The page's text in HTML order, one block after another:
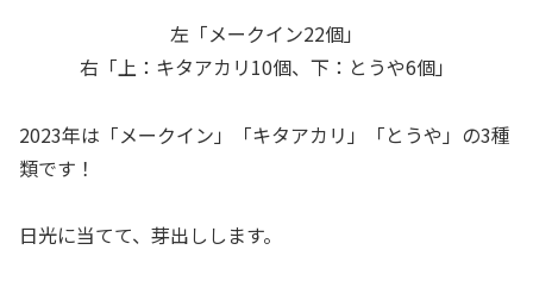
左「メークイン22個」
右「上：キタアカリ10個、下：とうや6個」
2023年は「メークイン」「キタアカリ」「とうや」の3種
類です！
日光に当てて、芽出しします。